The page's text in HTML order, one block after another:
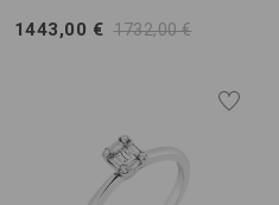
1443,00 € 1732,00 €